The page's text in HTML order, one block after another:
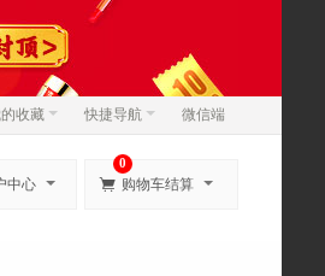
收藏 快捷导航 微信端
中心  购物车结算
0